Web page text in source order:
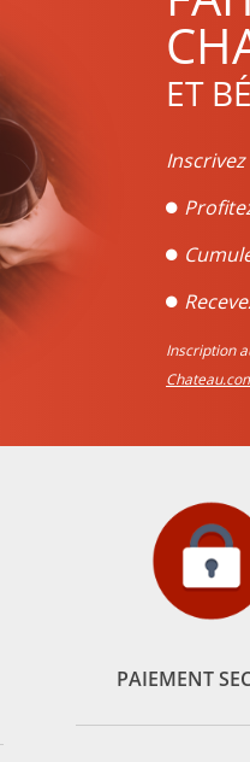
ET
Inscription
PAIEMENT